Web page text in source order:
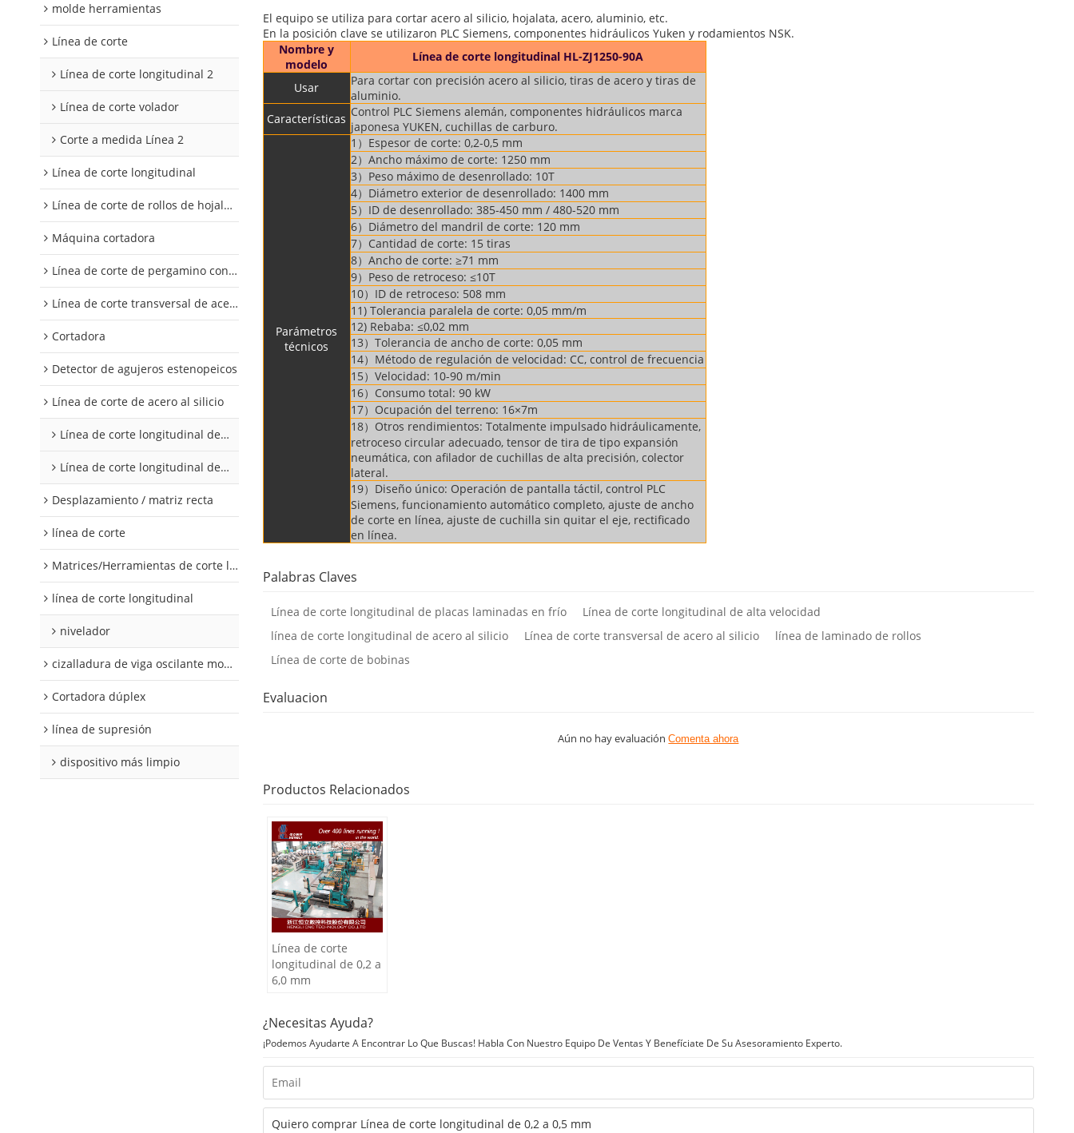
molde herramientas
Línea de corte
Línea de corte longitudinal 2
Línea de corte volador
Corte a medida Línea 2
Línea de corte longitudinal
Línea de corte de rollos de hojalata y aluminio
Máquina cortadora
Línea de corte de pergamino con control digital
Línea de corte transversal de acero al silicio
Cortadora
Detector de agujeros estenopeicos
Línea de corte de acero al silicio
Línea de corte longitudinal de acero al silicio
Línea de corte longitudinal de acero al silicio
Desplazamiento / matriz recta
línea de corte
Matrices/Herramientas de corte longitudinal
línea de corte longitudinal
nivelador
cizalladura de viga oscilante modular
Cortadora dúplex
línea de supresión
dispositivo más limpio
El equipo se utiliza para cortar acero al silicio, hojalata, acero, aluminio, etc.
En la posición clave se utilizaron PLC Siemens, componentes hidráulicos Yuken y rodamientos NSK.
Nombre y
modelo
Línea de corte longitudinal HL-ZJ1250-90A
Usar
Para cortar con precisión acero al silicio, tiras de acero y tiras de
aluminio.
Características Control PLC Siemens alemán, componentes hidráulicos marca
japonesa YUKEN, cuchillas de carburo.
Parámetros
técnicos
1）Espesor de corte: 0,2-0,5 mm
2）Ancho máximo de corte: 1250 mm
3）Peso máximo de desenrollado: 10T
4）Diámetro exterior de desenrollado: 1400 mm
5）ID de desenrollado: 385-450 mm / 480-520 mm
6）Diámetro del mandril de corte: 120 mm
7）Cantidad de corte: 15 tiras
8）Ancho de corte: ≥71 mm
9）Peso de retroceso: ≤10T
10）ID de retroceso: 508 mm
11) Tolerancia paralela de corte: 0,05 mm/m
12) Rebaba: ≤0,02 mm
13）Tolerancia de ancho de corte: 0,05 mm
14）Método de regulación de velocidad: CC, control de frecuencia
15）Velocidad: 10-90 m/min
16）Consumo total: 90 kW
17）Ocupación del terreno: 16×7m
18）Otros rendimientos: Totalmente impulsado hidráulicamente,
retroceso circular adecuado, tensor de tira de tipo expansión
neumática, con afilador de cuchillas de alta precisión, colector
lateral.
19）Diseño único: Operación de pantalla táctil, control PLC
Siemens, funcionamiento automático completo, ajuste de ancho
de corte en línea, ajuste de cuchilla sin quitar el eje, rectificado
en línea.
Palabras Claves
Línea de corte longitudinal de placas laminadas en frío
Línea de corte longitudinal de alta velocidad
línea de corte longitudinal de acero al silicio
Línea de corte transversal de acero al silicio
línea de laminado de rollos
Línea de corte de bobinas
Evaluacion
Aún no hay evaluaciónComenta ahora
Productos Relacionados
Línea de corte
longitudinal de 0,2 a
6,0 mm
¿Necesitas Ayuda?
¡Podemos Ayudarte A Encontrar Lo Que Buscas! Habla Con Nuestro Equipo De Ventas Y Benefíciate De Su Asesoramiento Experto.